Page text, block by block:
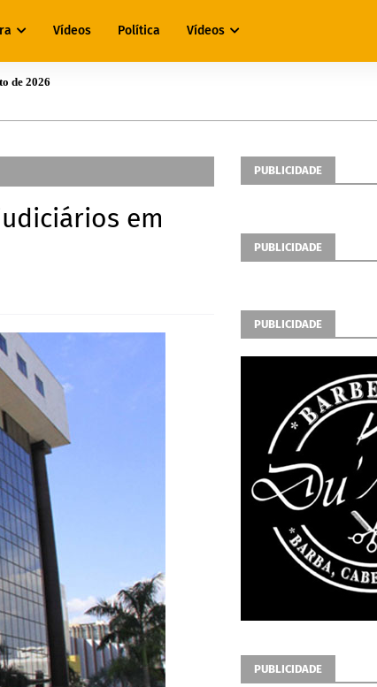
Vídeos Política Vídeos
de 2026
em
PUBLICIDADE
PUBLICIDADE
PUBLICIDADE
PUBLICIDADE